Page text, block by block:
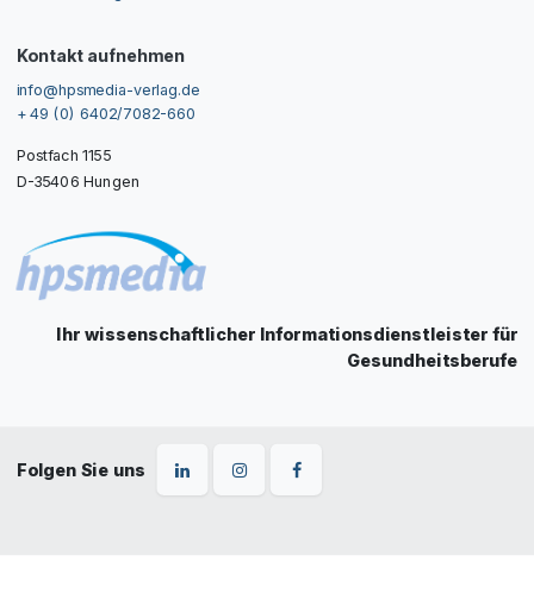
Kontakt aufnehmen
info@hpsmedia-verlag.de
+ 49 (0) 6402/7082-660
Postfach 1155
D-35406 Hungen
Ihr wissenschaftlicher Informationsdienstleister für
Gesundheitsberufe
Folgen Sie uns